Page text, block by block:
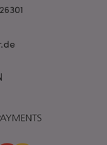
.www.puckator.de